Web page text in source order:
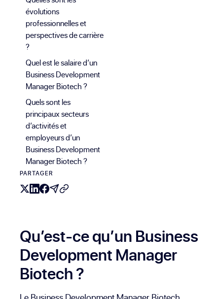
évolutions
professionnelles et
perspectives de carrière
?
Quel est le salaire d’un
Business Development
Manager Biotech ?
Quels sont les
principaux secteurs
d’activités et
employeurs d’un
Business Development
Manager Biotech ?
PARTAGER
Qu’est-ce qu’un Business
Development Manager
Biotech ?